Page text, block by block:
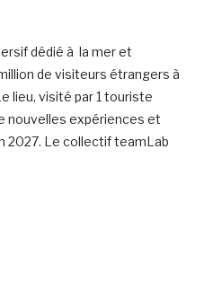
dédié à la mer et
de visiteurs étrangers à
lieu, visité par 1 touriste
nouvelles expériences et
2027. Le collectif teamLab